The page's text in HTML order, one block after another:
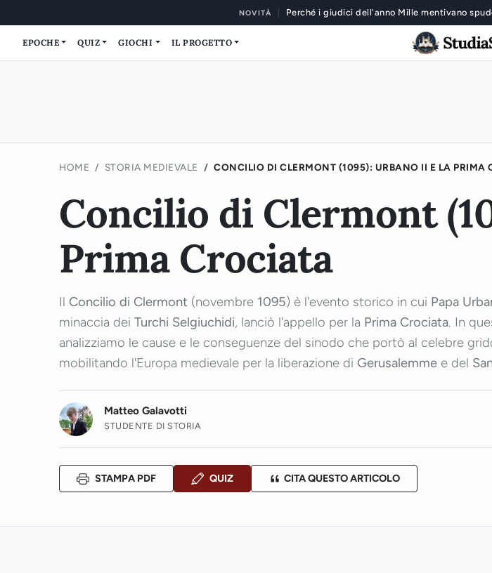
NOVITÀ Perché i giudici dell'anno Mille mentivano
EPOCHE QUIZ GIOCHI IL PROGETTO
HOME STORIA MEDIEVALE CONCILIO DI CLERMONT (1095): URBANO II E LA PRIMA
Concilio di Clermont
Prima Crociata
Il Concilio di Clermont (novembre 1095) è l'evento storico in cui Papa
minaccia dei Turchi Selgiuchidi, lanciò l'appello per la Prima Crociata. In
analizziamo le cause e le conseguenze del sinodo che portò al celebre
mobilitando l'Europa medievale per la liberazione di Gerusalemme e del
Matteo Galavotti
STUDENTE DI STORIA
STAMPA PDF QUIZ CITA QUESTO ARTICOLO